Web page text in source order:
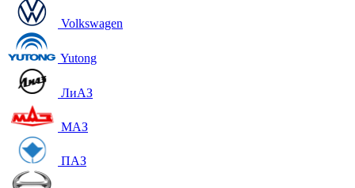
Volkswagen
Yutong
ЛиАЗ
МАЗ
ПАЗ